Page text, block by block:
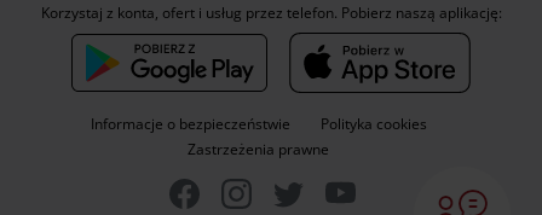
Informacje o bezpieczeństwie
Polityka cookies
Zastrzeżenia prawne
Korzystaj z konta, ofert i usług przez telefon. Pobierz naszą aplikację: